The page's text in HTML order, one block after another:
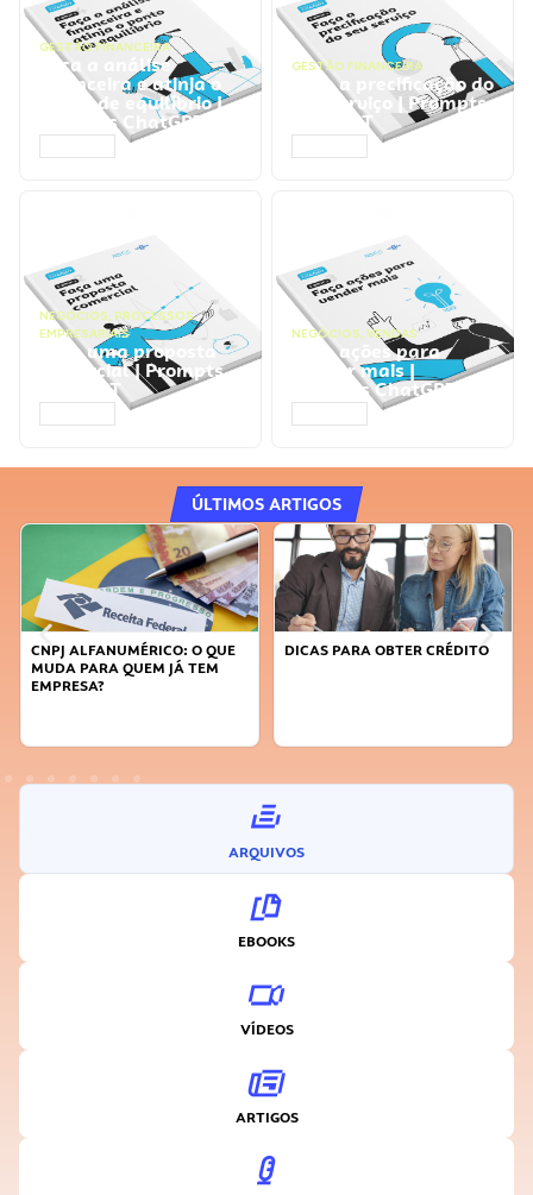
GESTÃO FINANCEIRA
Faça a análise
financeira e atinja o
ponto de equilíbrio |
Prompts ChatGPT
GESTÃO FINANCEIRA
Faça a precificação do
seu serviço | Prompts
ChatGPT
NEGÓCIOS, PROCESSOS
EMPRESARIAIS
Faça uma proposta
comercial | Prompts
ChatGPT
NEGÓCIOS, VENDAS
Faça ações para
vender mais |
Prompts ChatGPT
ÚLTIMOS ARTIGOS
DICAS PARA OBTER CRÉDITO
FAÇA A DIFERENÇA: SEJA
ARQUIVOS
EBOOKS
VÍDEOS
ARTIGOS